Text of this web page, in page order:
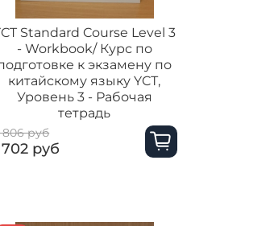
Standard Course Level 3
- Workbook/ Курс по
к экзамену по
китайскому языку YCТ,
Уровень 3 - Рабочая
тетрадь
806 руб
702 руб